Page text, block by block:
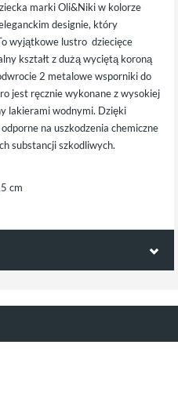
marki Oli&Niki w kolorze
designie, który
wyjątkowe lustro dziecięce
kształt z dużą wyciętą koroną
2 metalowe wsporniki do
jest ręcznie wykonane z wysokiej
lakierami wodnymi. Dzięki
na uszkodzenia chemiczne
substancji szkodliwych.
cm